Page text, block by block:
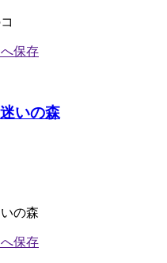
いの森
の森